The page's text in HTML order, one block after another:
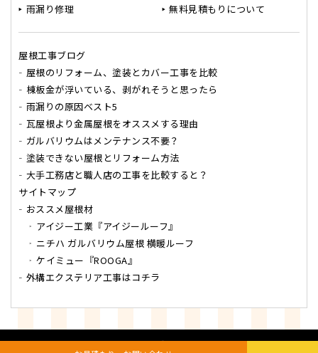
雨漏り修理
無料見積もりについて
屋根工事ブログ
屋根のリフォーム、塗装とカバー工事を比較
棟板金が浮いている、剥がれそうと思ったら
雨漏りの原因ベスト5
瓦屋根より金属屋根をオススメする理由
ガルバリウムはメンテナンス不要？
塗装できない屋根とリフォーム方法
大手工務店と職人店の工事を比較すると？
サイトマップ
おススメ屋根材
アイジー工業『アイジールーフ』
ニチハ ガルバリウム屋根 横暖ルーフ
ケイミュー『ROOGA』
外構エクステリア工事はコチラ
Copyright日本エース開発All Rights Reserved